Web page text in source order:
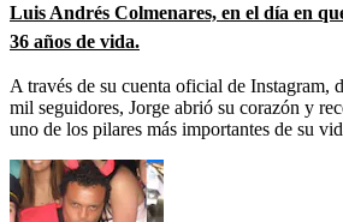
Luis Andrés Colmenares, en el día en
36 años de vida.
A través de su cuenta oficial de Instagram,
mil seguidores, Jorge abrió su corazón y
uno de los pilares más importantes de su